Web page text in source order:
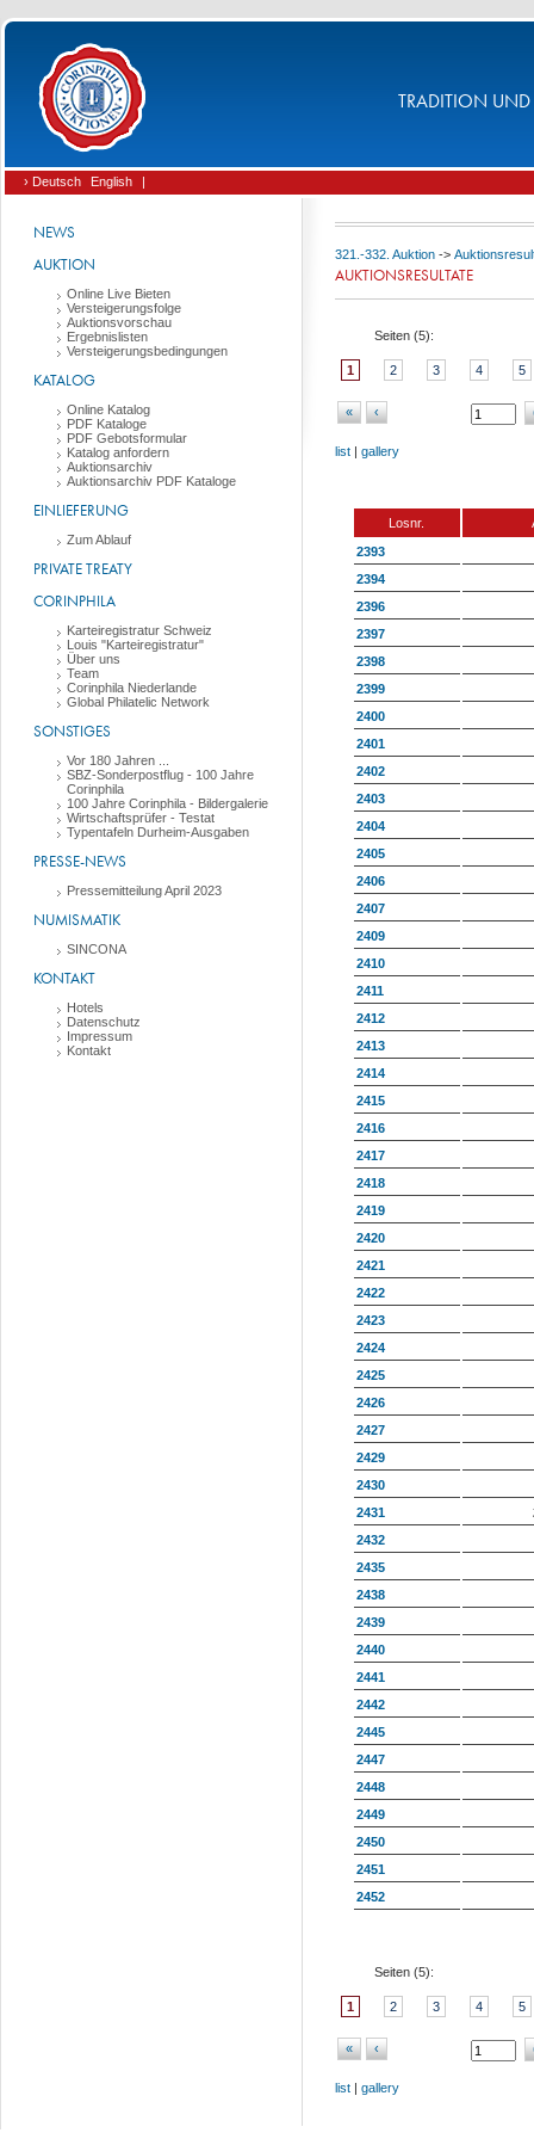
TRADITION UND
› Deutsch English |
NEWS
AUKTION
Online Live Bieten
Versteigerungsfolge
Auktionsvorschau
Ergebnislisten
Versteigerungsbedingungen
KATALOG
Online Katalog
PDF Kataloge
PDF Gebotsformular
Katalog anfordern
Auktionsarchiv
Auktionsarchiv PDF Kataloge
EINLIEFERUNG
Zum Ablauf
PRIVATE TREATY
CORINPHILA
Karteiregistratur Schweiz
Louis "Karteiregistratur"
Über uns
Team
Corinphila Niederlande
Global Philatelic Network
SONSTIGES
Vor 180 Jahren ...
SBZ-Sonderpostflug - 100 Jahre
Corinphila
100 Jahre Corinphila - Bildergalerie
Wirtschaftsprüfer - Testat
Typentafeln Durheim-Ausgaben
PRESSE-NEWS
Pressemitteilung April 2023
NUMISMATIK
SINCONA
KONTAKT
Hotels
Datenschutz
Impressum
Kontakt
321.-332. Auktion ->
AUKTIONSRESULTATE
Seiten (5):
1 2 3 4 5
« ‹
list | gallery
Losnr.
2393
2394
2396
2397
2398
2399
2400
2401
2402
2403
2404
2405
2406
2407
2409
2410
2411
2412
2413
2414
2415
2416
2417
2418
2419
2420
2421
2422
2423
2424
2425
2426
2427
2429
2430
2431
2432
2435
2438
2439
2440
2441
2442
2445
2447
2448
2449
2450
2451
2452
Seiten (5):
1 2 3 4 5
« ‹
list | gallery